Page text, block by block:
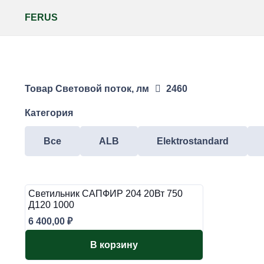
FERUS
Товар Световой поток, лм 2460
Категория
Все ALB Elektrostandard
Светильник САПФИР 204 20Вт 750
Д120 1000
6 400,00 ₽
В корзину